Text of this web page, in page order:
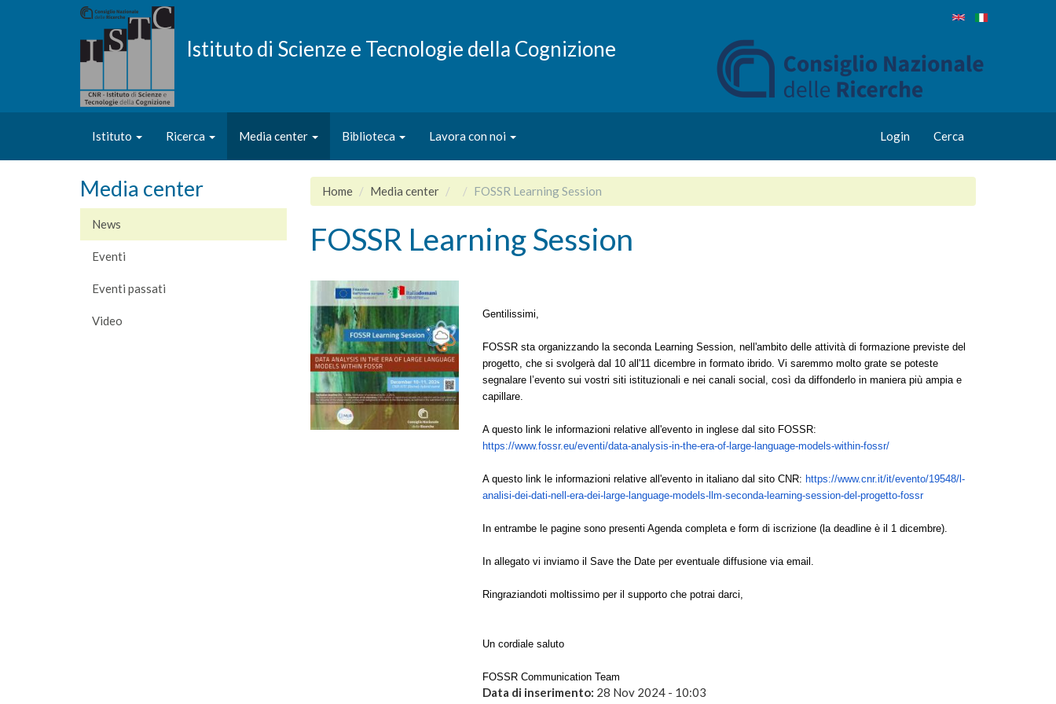
Istituto di Scienze e Tecnologie della Cognizione
Istituto Ricerca Media center Biblioteca Lavora con noi Login Cerca
Media center
News
Eventi
Eventi passati
Video
Home Media center FOSSR Learning Session
FOSSR Learning Session
Gentilissimi,
FOSSR sta organizzando la seconda Learning Session, nell'ambito delle attività di formazione previste del
progetto, che si svolgerà dal 10 all'11 dicembre in formato ibrido. Vi saremmo molto grate se poteste
segnalare l’evento sui vostri siti istituzionali e nei canali social, così da diffonderlo in maniera più ampia e
capillare.
A questo link le informazioni relative all'evento in inglese dal sito FOSSR:
https://www.fossr.eu/eventi/data-analysis-in-the-era-of-large-language-models-within-fossr/
A questo link le informazioni relative all'evento in italiano dal sito CNR: https://www.cnr.it/it/evento/19548/l-
analisi-dei-dati-nell-era-dei-large-language-models-llm-seconda-learning-session-del-progetto-fossr
In entrambe le pagine sono presenti Agenda completa e form di iscrizione (la deadline è il 1 dicembre).
In allegato vi inviamo il Save the Date per eventuale diffusione via email.
Ringraziandoti moltissimo per il supporto che potrai darci,
Un cordiale saluto
FOSSR Communication Team
Data di inserimento: 28 Nov 2024 - 10:03